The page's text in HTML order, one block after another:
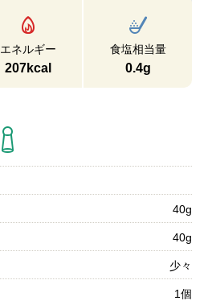
エネルギー
207kcal
食塩相当量
0.4g
40g
40g
少々
1個